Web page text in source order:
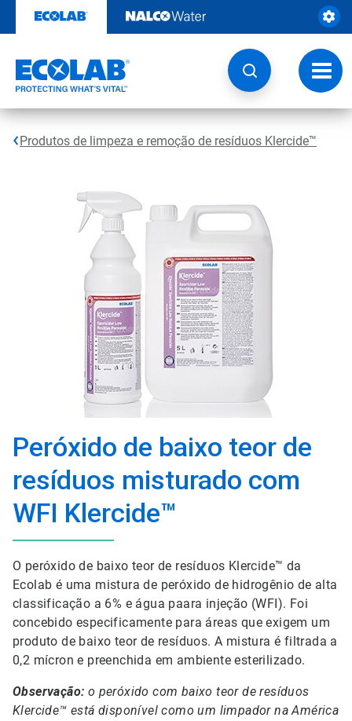
o
Produtos de limpeza e remoção de resíduos Klercide™
Peróxido de baixo teor de
resíduos misturado com
WFI Klercide™
O peróxido de baixo teor de resíduos Klercide™ da
Ecolab é uma mistura de peróxido de hidrogênio de alta
classificação a 6% e água paara injeção (WFI). Foi
concebido especificamente para áreas que exigem um
produto de baixo teor de resíduos. A mistura é filtrada a
0,2 mícron e preenchida em ambiente esterilizado.
Observação: o peróxido com baixo teor de resíduos
Klercide™ está disponível como um limpador na América